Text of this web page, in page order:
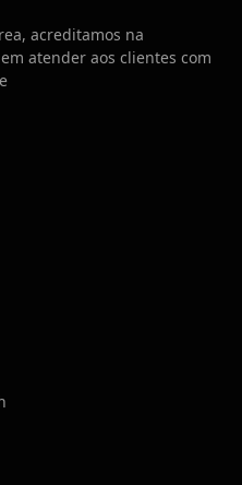
acreditamos na
atender aos clientes com